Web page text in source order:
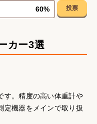
60% 投票
カー3選
す。精度の高い体重計や
定機器をメインで取り扱